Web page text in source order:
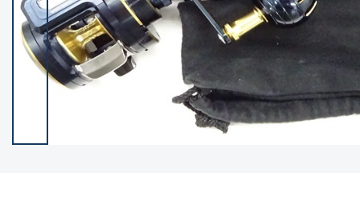
B+(12270)
B(21946)
C(38734)